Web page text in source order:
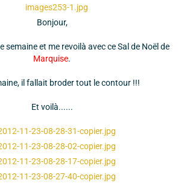
Bonjour,
semaine et me revoilà avec ce Sal de Noël de
Marquise.
il fallait broder tout le contour !!!
Et voilà......